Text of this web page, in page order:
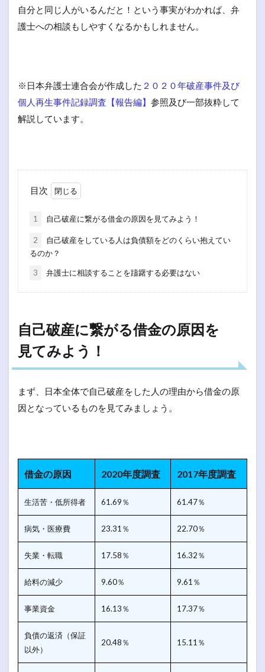
自分と同じ人がいるんだと！という事実がわかれば、弁
護士への相談もしやすくなるかもしれません。
※日本弁護士連合会が作成した ２０２０年破産事件及び
個人再生事件記録調査【報告編】 参照及び一部抜粋して
解説しています。
目次
1 自己破産に繋がる借金の原因を見てみよう！
2
自己破産をしている人は負債額をどのくらい抱えてい
るのか？
3 弁護士に相談することを躊躇する必要はない
自己破産に繋がる借金の原因を
見てみよう！
まず、日本全体で自己破産をした人の理由から借金の原
因となっているものを見てみましょう。
借金の原因 2020年度調査 2017年度調査
生活苦・低所得者 61.69％ 61.47％
病気・医療費 23.31％ 22.70％
失業・転職 17.58％ 16.32％
給料の減少 9.60％ 9.61％
事業資金 16.13％ 17.37％
負債の返済（保証
以外）
20.48％ 15.11％